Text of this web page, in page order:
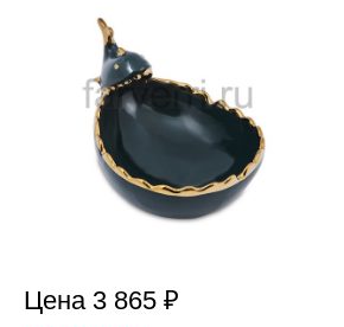
Цена 3 865 ₽